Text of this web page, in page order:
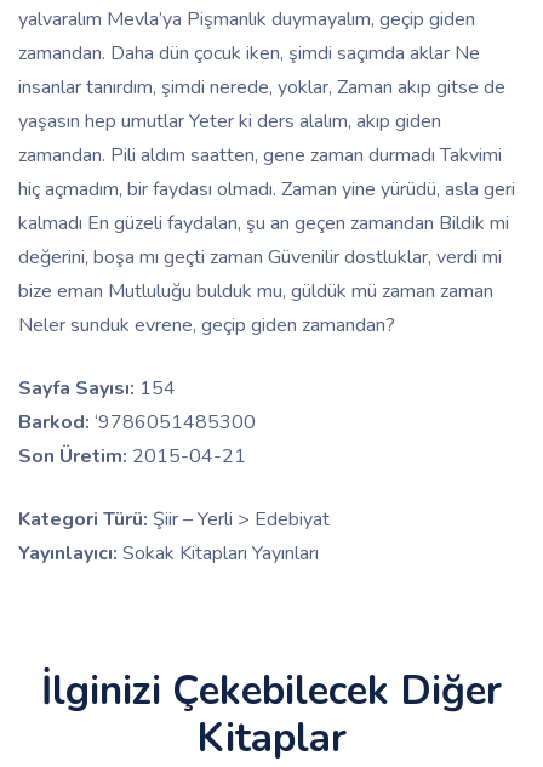
yalvaralım Mevla’ya Pişmanlık duymayalım, geçip giden
zamandan. Daha dün çocuk iken, şimdi saçımda aklar Ne
insanlar tanırdım, şimdi nerede, yoklar, Zaman akıp gitse de
yaşasın hep umutlar Yeter ki ders alalım, akıp giden
zamandan. Pili aldım saatten, gene zaman durmadı Takvimi
hiç açmadım, bir faydası olmadı. Zaman yine yürüdü, asla geri
kalmadı En güzeli faydalan, şu an geçen zamandan Bildik mi
değerini, boşa mı geçti zaman Güvenilir dostluklar, verdi mi
bize eman Mutluluğu bulduk mu, güldük mü zaman zaman
Neler sunduk evrene, geçip giden zamandan?
Sayfa Sayısı: 154
Barkod: ‘9786051485300
Son Üretim: 2015-04-21
Kategori Türü: Şiir – Yerli > Edebiyat
Yayınlayıcı: Sokak Kitapları Yayınları
İlginizi Çekebilecek Diğer
Kitaplar